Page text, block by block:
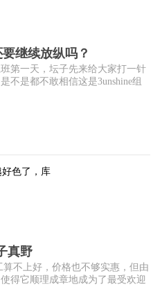
继续放纵吗？
第一天，坛子先来给大家打一针
不是都不敢相信这是3unshine组
真野
不上好，价格也不够实惠，但由
得它顺理成章地成为了最受欢迎